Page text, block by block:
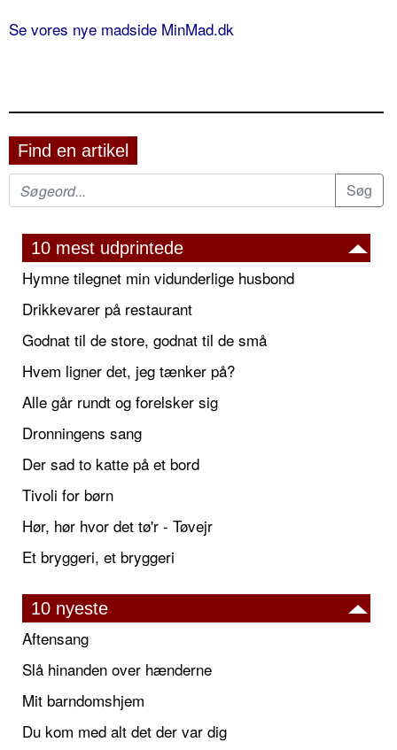
Se vores nye madside MinMad.dk
Find en artikel
10 mest udprintede
Hymne tilegnet min vidunderlige husbond
Drikkevarer på restaurant
Godnat til de store, godnat til de små
Hvem ligner det, jeg tænker på?
Alle går rundt og forelsker sig
Dronningens sang
Der sad to katte på et bord
Tivoli for børn
Hør, hør hvor det tø'r - Tøvejr
Et bryggeri, et bryggeri
10 nyeste
Aftensang
Slå hinanden over hænderne
Mit barndomshjem
Du kom med alt det der var dig